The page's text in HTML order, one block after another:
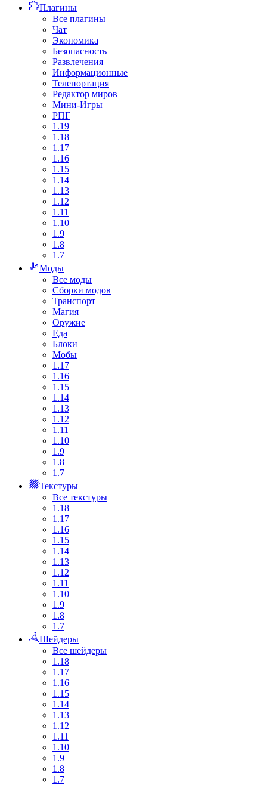
Плагины
Все плагины
Чат
Экономика
Безопасность
Развлечения
Информационные
Телепортация
Редактор миров
Мини-Игры
РПГ
1.19
1.18
1.17
1.16
1.15
1.14
1.13
1.12
1.11
1.10
1.9
1.8
1.7
Моды
Все моды
Сборки модов
Транспорт
Магия
Оружие
Еда
Блоки
Мобы
1.17
1.16
1.15
1.14
1.13
1.12
1.11
1.10
1.9
1.8
1.7
Текстуры
Все текстуры
1.18
1.17
1.16
1.15
1.14
1.13
1.12
1.11
1.10
1.9
1.8
1.7
Шейдеры
Все шейдеры
1.18
1.17
1.16
1.15
1.14
1.13
1.12
1.11
1.10
1.9
1.8
1.7